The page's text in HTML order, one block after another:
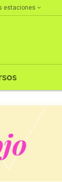
estaciones